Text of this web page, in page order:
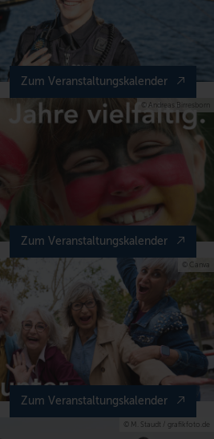
Zum Veranstaltungskalender
© Andreas Birresborn
Zum Veranstaltungskalender
© Canva
Zum Veranstaltungskalender
© M. Staudt / grafikfoto.de